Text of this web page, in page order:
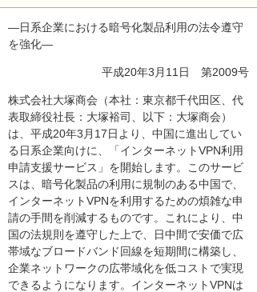
―日系企業における暗号化製品利用の法令遵守
を強化―
平成20年3月11日 第2009号
株式会社大塚商会（本社：東京都千代田区、代
表取締役社長：大塚裕司、以下：大塚商会）
は、平成20年3月17日より、中国に進出してい
る日系企業向けに、「インターネットVPN利用
申請支援サービス」を開始します。このサービ
スは、暗号化製品の利用に規制のある中国で、
インターネットVPNを利用するための煩雑な申
請の手間を削減するものです。これにより、中
国の法規則を遵守した上で、日中間で安価で広
帯域なブロードバンド回線を短期間に構築し、
企業ネットワークの広帯域化を低コストで実現
できるようになります。インターネットVPNは